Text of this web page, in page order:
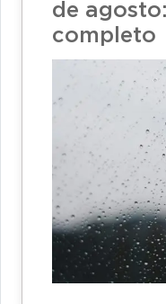
de
completo